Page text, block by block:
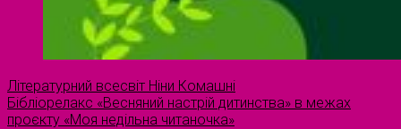
Літературний всесвіт Ніни Комашні
Бібліорелакс «Весняний настрій дитинства» в межах
проєкту «Моя недільна читаночка»